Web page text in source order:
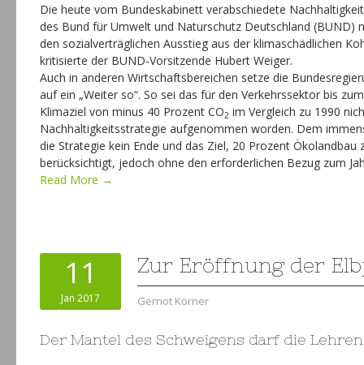
Die heute vom Bundeskabinett verabschiedete
des Bund für Umwelt und Naturschutz Deutschland (BUND)
den sozialverträglichen Ausstieg aus der klimaschädlichen
kritisierte der BUND-Vorsitzende Hubert Weiger.
Auch in anderen Wirtschaftsbereichen setze die
auf ein „Weiter so“. So sei das für den Verkehrssektor bis
Klimaziel von minus 40 Prozent CO2 im Vergleich zu 1990
Nachhaltigkeitsstrategie aufgenommen worden. Dem
die Strategie kein Ende und das Ziel, 20 Prozent Ökolandbau
berücksichtigt, jedoch ohne den erforderlichen Bezug zum
Read More →
11
Jan 2017
Zur Eröffnung der
Gernot Körner
Der Mantel des Schweigens darf die